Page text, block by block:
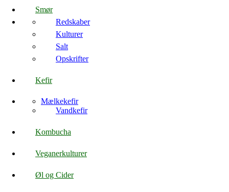
Smør
Redskaber
Kulturer
Salt
Opskrifter
Kefir
Mælkekefir
Vandkefir
Kombucha
Veganerkulturer
Øl og Cider